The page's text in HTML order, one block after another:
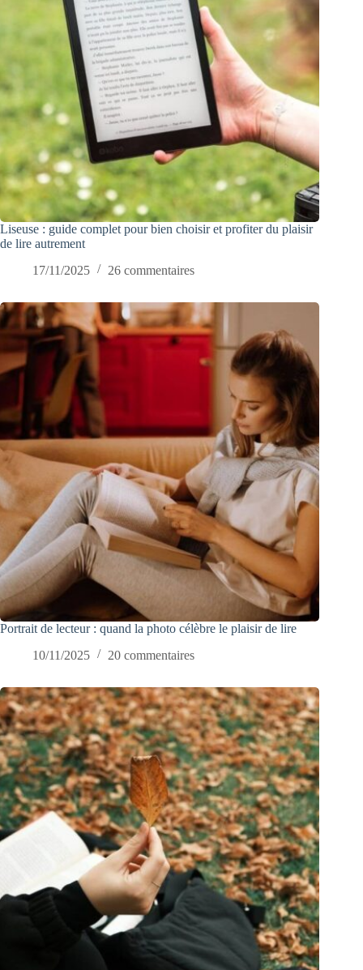
Liseuse : guide complet pour bien choisir et profiter du plaisir
de lire autrement
17/11/2025
26 commentaires
Portrait de lecteur : quand la photo célèbre le plaisir de lire
10/11/2025
20 commentaires